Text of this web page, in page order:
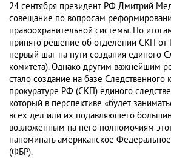
24 сентября президент РФ Дмитрий
совещание по вопросам
правоохранительной системы. По
принято решение об отделении СКП от
первый шаг на пути создания единого
комитета). Однако другим важнейшим
стало создание на базе Следственного
прокуратуре РФ (СКП) единого
который в перспективе «будет
всех дел или их подавляющего
возложенным на него полномочиям
напоминать американское
(ФБР).